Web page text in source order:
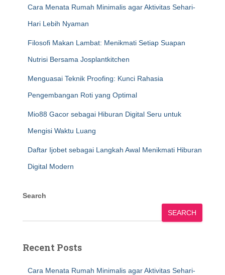
Cara Menata Rumah Minimalis agar Aktivitas Sehari-
Hari Lebih Nyaman
Filosofi Makan Lambat: Menikmati Setiap Suapan
Nutrisi Bersama Josplantkitchen
Menguasai Teknik Proofing: Kunci Rahasia
Pengembangan Roti yang Optimal
Mio88 Gacor sebagai Hiburan Digital Seru untuk
Mengisi Waktu Luang
Daftar Ijobet sebagai Langkah Awal Menikmati Hiburan
Digital Modern
Search
SEARCH
Recent Posts
Cara Menata Rumah Minimalis agar Aktivitas Sehari-